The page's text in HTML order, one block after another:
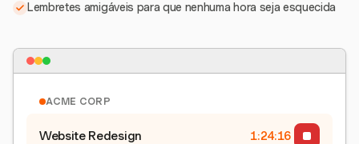
Lembretes amigáveis para que nenhuma hora seja esquecida
ACME CORP
Website Redesign 1:24:17